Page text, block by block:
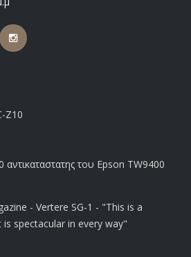
Z10
αντικαταστατης του Epson TW9400
- Vertere SG-1 - "This is a
spectacular in every way"